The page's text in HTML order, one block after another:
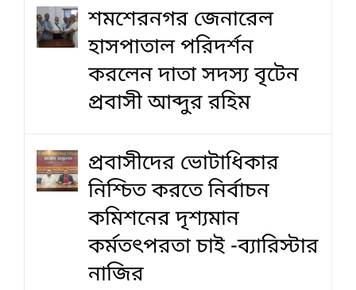
শমশেরনগর জেনারেল
হাসপাতাল পরিদর্শন
করলেন দাতা সদস্য বৃটেন
প্রবাসী আব্দুর রহিম
প্রবাসীদের ভোটাধিকার
নিশ্চিত করতে নির্বাচন
কমিশনের দৃশ‍্যমান
কর্মতৎপরতা চাই -ব্যারিস্টার
নাজির